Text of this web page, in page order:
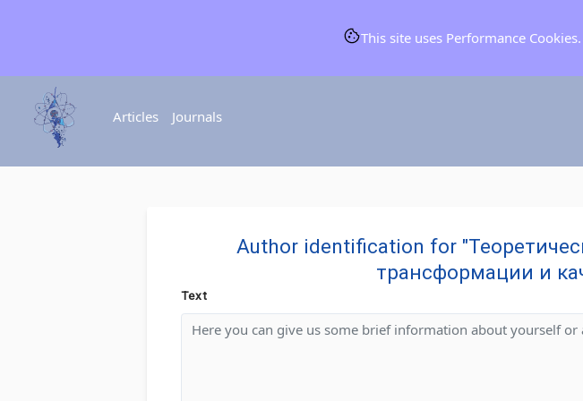
Articles Journals
Author identification for
трансформации и
Text
This site uses Performance